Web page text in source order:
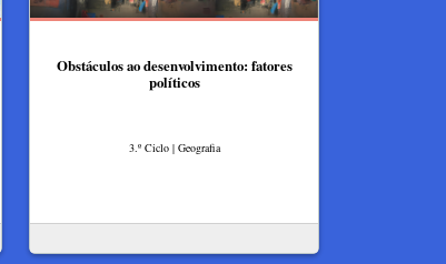
Obstáculos ao desenvolvimento: fatores
políticos
3.º Ciclo | Geografia